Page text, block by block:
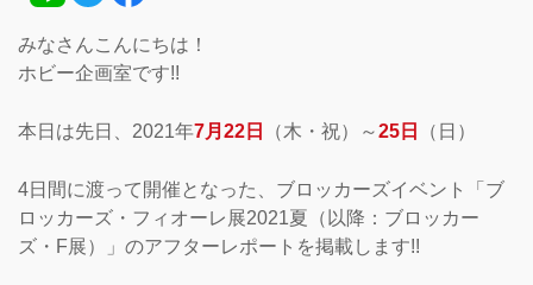
みなさんこんにちは！
ホビー企画室です!!
本日は先日、2021年7月22日 （木・祝）～25日 （日）
4日間に渡って開催となった、ブロッカーズイベント「ブ
ロッカーズ・フィオーレ展2021夏（以降：ブロッカー
ズ・F展）」のアフターレポートを掲載します!!